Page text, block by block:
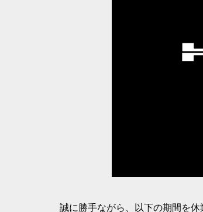
誠に勝手ながら、以下の期間を休